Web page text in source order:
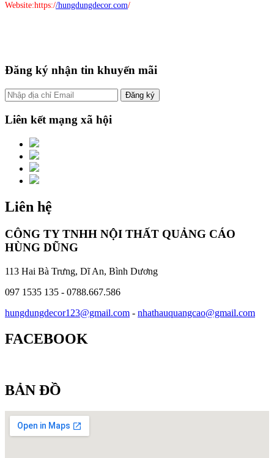
Website:https://hungdungdecor.com/
Đăng ký nhận tin khuyến mãi
Liên kết mạng xã hội
Liên hệ
CÔNG TY TNHH NỘI THẤT QUẢNG CÁO
HÙNG DŨNG
113 Hai Bà Trưng, Dĩ An, Bình Dương
097 1535 135 - 0788.667.586
hungdungdecor123@gmail.com - nhathauquangcao@gmail.com
FACEBOOK
BẢN ĐỒ